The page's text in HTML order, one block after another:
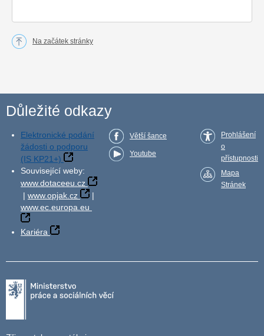
Na začátek stránky
Důležité odkazy
Elektronické podání
žádosti o podporu
(IS KP21+)
Související weby:
www.dotaceeu.cz
| www.opjak.cz
|
www.ec.europa.eu
Kariéra
Větší šance
Youtube
Prohlášení
o
přístupnosti
Mapa
Stránek